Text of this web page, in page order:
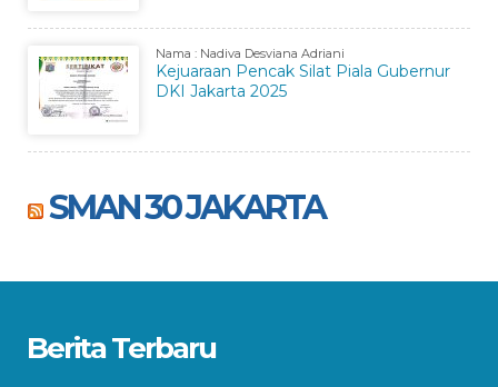
Nama : Nadiva Desviana Adriani
Kejuaraan Pencak Silat Piala Gubernur
DKI Jakarta 2025
SMAN 30 JAKARTA
Berita Terbaru